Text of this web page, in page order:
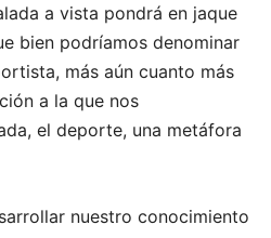
a vista pondrá en jaque
bien podríamos denominar
más aún cuanto más
a la que nos
el deporte, una metáfora
nuestro conocimiento